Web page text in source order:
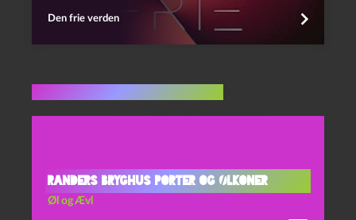
Den frie verden
Randers Bryghus Porter og Ølkoner
Øl og Ævl